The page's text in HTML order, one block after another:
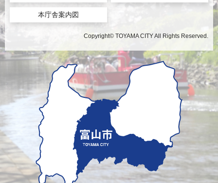
本庁舎案内図
Copyright© TOYAMA CITY All Rights Reserved.